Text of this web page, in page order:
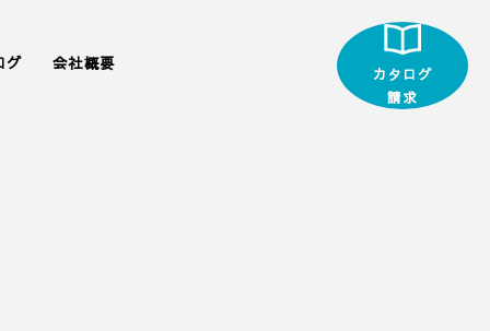
グ 会社概要
カタログ
請求